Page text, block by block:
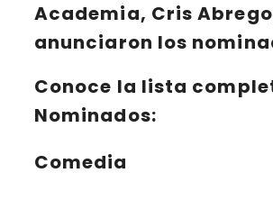
Academia, Cris Abrego
anunciaron los
Conoce la lista
Nominados:
Comedia